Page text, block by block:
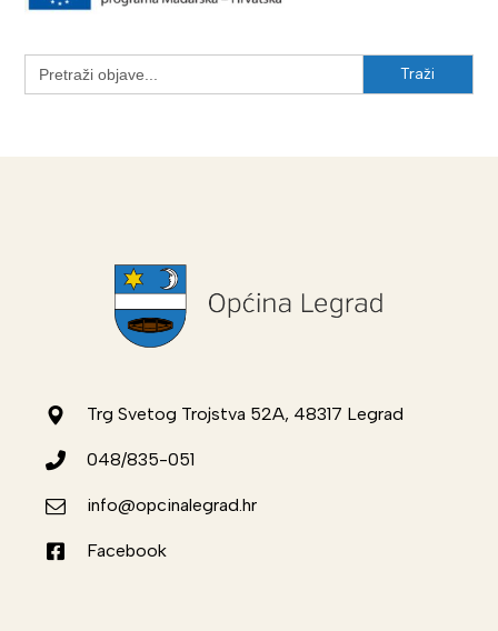
Search
for:
Trg Svetog Trojstva 52A, 48317 Legrad
048/835-051
info@opcinalegrad.hr
Facebook